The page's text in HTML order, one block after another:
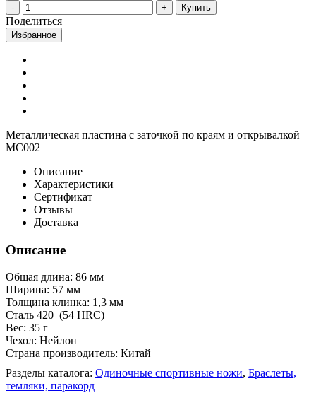
Купить
Поделиться
Избранное
Металлическая пластина с заточкой по краям и открывалкой
MC002
Описание
Характеристики
Сертификат
Отзывы
Доставка
Описание
Общая длина: 86 мм
Ширина: 57 мм
Толщина клинка: 1,3 мм
Сталь 420 (54 HRC)
Вес: 35 г
Чехол: Нейлон
Страна производитель: Китай
Разделы каталога: Одиночные спортивные ножи, Браслеты,
темляки, паракорд